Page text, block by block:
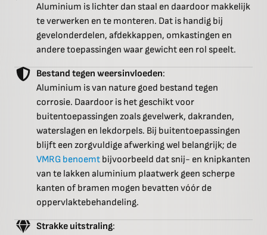
Aluminium is lichter dan staal en daardoor makkelijk
te verwerken en te monteren. Dat is handig bij
gevelonderdelen, afdekkappen, omkastingen en
andere toepassingen waar gewicht een rol speelt.
Bestand tegen weersinvloeden:
Aluminium is van nature goed bestand tegen
corrosie. Daardoor is het geschikt voor
buitentoepassingen zoals gevelwerk, dakranden,
waterslagen en lekdorpels. Bij buitentoepassingen
blijft een zorgvuldige afwerking wel belangrijk; de
VMRG benoemt bijvoorbeeld dat snij- en knipkanten
van te lakken aluminium plaatwerk geen scherpe
kanten of bramen mogen bevatten vóór de
oppervlaktebehandeling.
Strakke uitstraling: